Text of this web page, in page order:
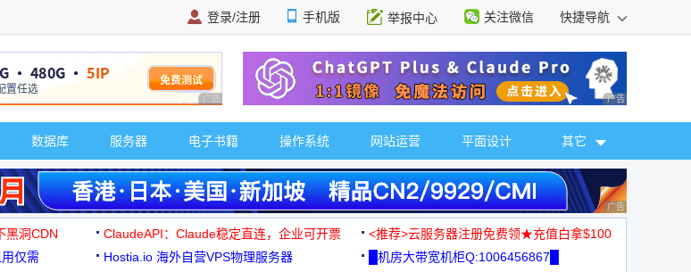
登录/注册 手机版 举报中心 关注微信 快捷导航
广告 商业广告，理性选择 广告 商业广告，理
数据库 服务器 电子书籍 操作系统 网站运营 平面设计 其它
广告 商业广告，理
黑洞CDN ClaudeAPI：Claude稳定直连，企业可开票
<推荐>云服务器注册免费领★充值白拿$100
仅需
Hostia.io 海外自营VPS物理服务器
█机房大带宽机柜Q:1006456867█